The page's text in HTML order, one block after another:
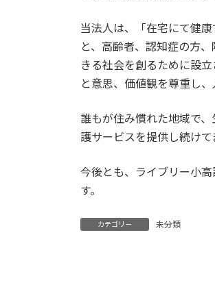
当法人は、「在宅にて健
と、高齢者、認知症の方
きる社会を創るために設
と意思、価値観を尊重し、
誰もが住み慣れた地域で
護サービスを提供し続けて
今後とも、ライブリー小
す。
カテゴリー 未分類